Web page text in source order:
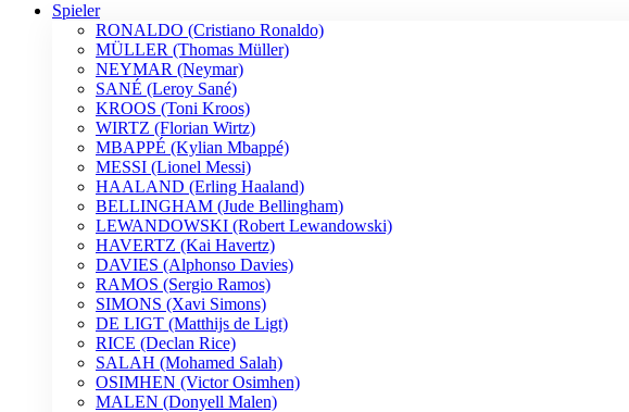
Spieler
RONALDO (Cristiano Ronaldo)
MÜLLER (Thomas Müller)
NEYMAR (Neymar)
SANÉ (Leroy Sané)
KROOS (Toni Kroos)
WIRTZ (Florian Wirtz)
MBAPPÉ (Kylian Mbappé)
MESSI (Lionel Messi)
HAALAND (Erling Haaland)
BELLINGHAM (Jude Bellingham)
LEWANDOWSKI (Robert Lewandowski)
HAVERTZ (Kai Havertz)
DAVIES (Alphonso Davies)
RAMOS (Sergio Ramos)
SIMONS (Xavi Simons)
DE LIGT (Matthijs de Ligt)
RICE (Declan Rice)
SALAH (Mohamed Salah)
OSIMHEN (Victor Osimhen)
MALEN (Donyell Malen)